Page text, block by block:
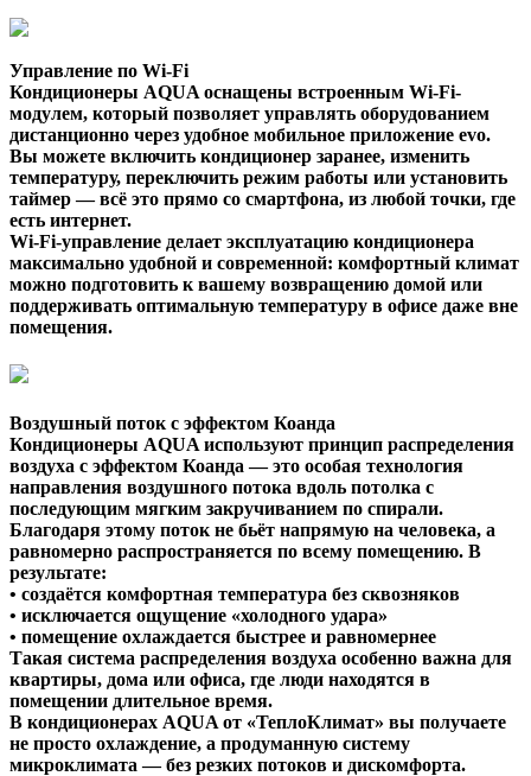
Управление по Wi-Fi
Кондиционеры AQUA оснащены встроенным Wi-Fi-
модулем, который позволяет управлять оборудованием
дистанционно через удобное мобильное приложение evo.
Вы можете включить кондиционер заранее, изменить
температуру, переключить режим работы или установить
таймер — всё это прямо со смартфона, из любой точки, где
есть интернет.
Wi-Fi-управление делает эксплуатацию кондиционера
максимально удобной и современной: комфортный климат
можно подготовить к вашему возвращению домой или
поддерживать оптимальную температуру в офисе даже вне
помещения.
Воздушный поток с эффектом Коанда
Кондиционеры AQUA используют принцип распределения
воздуха с эффектом Коанда — это особая технология
направления воздушного потока вдоль потолка с
последующим мягким закручиванием по спирали.
Благодаря этому поток не бьёт напрямую на человека, а
равномерно распространяется по всему помещению. В
результате:
• создаётся комфортная температура без сквозняков
• исключается ощущение «холодного удара»
• помещение охлаждается быстрее и равномернее
Такая система распределения воздуха особенно важна для
квартиры, дома или офиса, где люди находятся в
помещении длительное время.
В кондиционерах AQUA от «ТеплоКлимат» вы получаете
не просто охлаждение, а продуманную систему
микроклимата — без резких потоков и дискомфорта.